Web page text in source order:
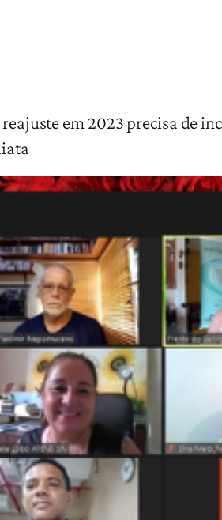
reajuste em 2023 precisa de